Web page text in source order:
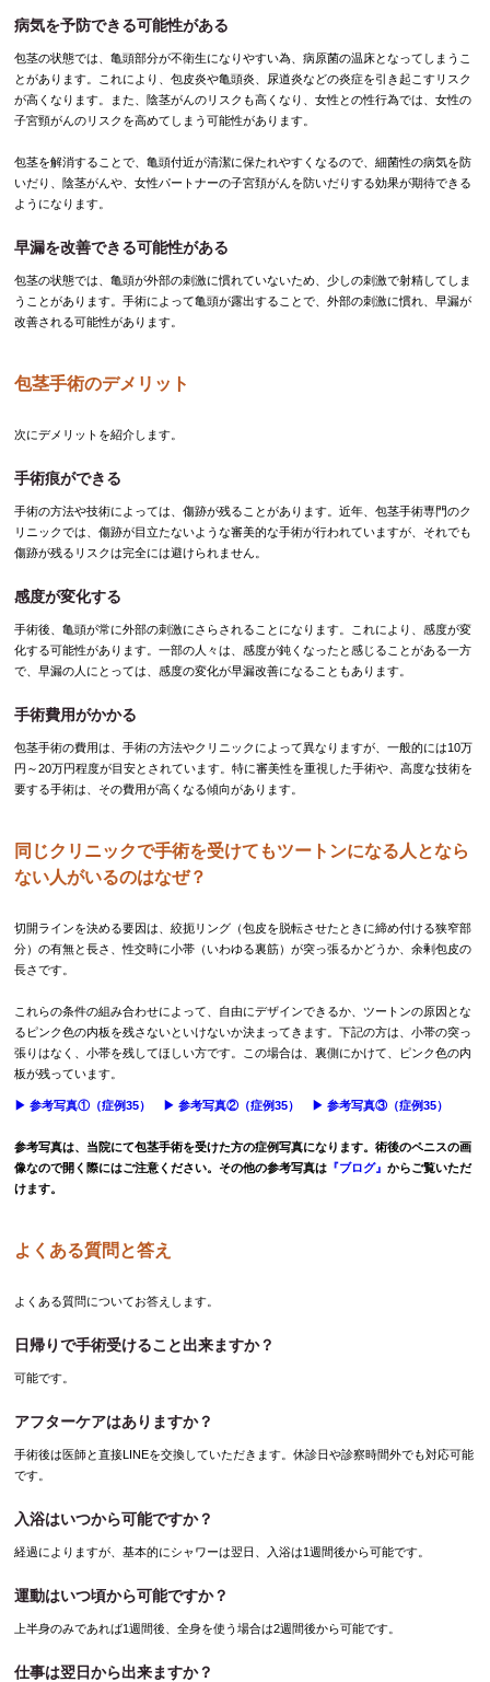
病気を予防できる可能性がある
包茎の状態では、亀頭部分が不衛生になりやすい為、病原菌の温床となってしまうこ
とがあります。これにより、包皮炎や亀頭炎、尿道炎などの炎症を引き起こすリスク
が高くなります。また、陰茎がんのリスクも高くなり、女性との性行為では、女性の
子宮頸がんのリスクを高めてしまう可能性があります。
包茎を解消することで、亀頭付近が清潔に保たれやすくなるので、細菌性の病気を防
いだり、陰茎がんや、女性パートナーの子宮頚がんを防いだりする効果が期待できる
ようになります。
早漏を改善できる可能性がある
包茎の状態では、亀頭が外部の刺激に慣れていないため、少しの刺激で射精してしま
うことがあります。手術によって亀頭が露出することで、外部の刺激に慣れ、早漏が
改善される可能性があります。
包茎手術のデメリット
次にデメリットを紹介します。
手術痕ができる
手術の方法や技術によっては、傷跡が残ることがあります。近年、包茎手術専門のク
リニックでは、傷跡が目立たないような審美的な手術が行われていますが、それでも
傷跡が残るリスクは完全には避けられません。
感度が変化する
手術後、亀頭が常に外部の刺激にさらされることになります。これにより、感度が変
化する可能性があります。一部の人々は、感度が鈍くなったと感じることがある一方
で、早漏の人にとっては、感度の変化が早漏改善になることもあります。
手術費用がかかる
包茎手術の費用は、手術の方法やクリニックによって異なりますが、一般的には10万
円～20万円程度が目安とされています。特に審美性を重視した手術や、高度な技術を
要する手術は、その費用が高くなる傾向があります。
同じクリニックで手術を受けてもツートンになる人となら
ない人がいるのはなぜ？
切開ラインを決める要因は、絞扼リング（包皮を脱転させたときに締め付ける狭窄部
分）の有無と長さ、性交時に小帯（いわゆる裏筋）が突っ張るかどうか、余剰包皮の
長さです。
これらの条件の組み合わせによって、自由にデザインできるか、ツートンの原因とな
るピンク色の内板を残さないといけないか決まってきます。下記の方は、小帯の突っ
張りはなく、小帯を残してほしい方です。この場合は、裏側にかけて、ピンク色の内
板が残っています。
▶︎ 参考写真①（症例35） ▶︎ 参考写真②（症例35） ▶︎ 参考写真③（症例35）
参考写真は、当院にて包茎手術を受けた方の症例写真になります。術後のペニスの画
像なので開く際にはご注意ください。その他の参考写真は 『ブログ』からご覧いただ
けます。
よくある質問と答え
よくある質問についてお答えします。
日帰りで手術受けること出来ますか？
可能です。
アフターケアはありますか？
手術後は医師と直接LINEを交換していただきます。休診日や診察時間外でも対応可能
です。
入浴はいつから可能ですか？
経過によりますが、基本的にシャワーは翌日、入浴は1週間後から可能です。
運動はいつ頃から可能ですか？
上半身のみであれば1週間後、全身を使う場合は2週間後から可能です。
仕事は翌日から出来ますか？